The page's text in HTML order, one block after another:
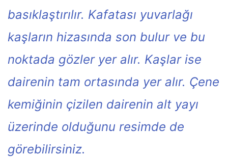
basıklaştırılır. Kafatası yuvarlağı
kaşların hizasında son bulur ve bu
noktada gözler yer alır. Kaşlar ise
dairenin tam ortasında yer alır. Çene
kemiğinin çizilen dairenin alt yayı
üzerinde olduğunu resimde de
görebilirsiniz.